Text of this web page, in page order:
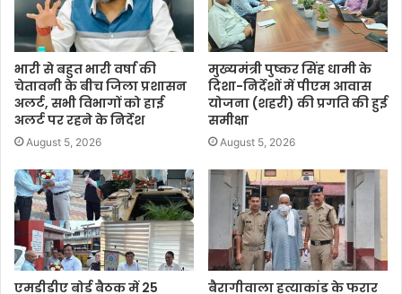
भारी से बहुत भारी वर्षा की
चेतावनी के बीच जिला प्रशासन
अलर्ट, सभी विभागों को हाई
अलर्ट पर रहने के निर्देश
August 5, 2026
मुख्यमंत्री पुष्कर सिंह धामी के
दिशा-निर्देशों में पीएम आवास
योजना (शहरी) की प्रगति की हुई
समीक्षा
August 5, 2026
एमडीडीए बोर्ड बैठक में 25
बैरागीवाला हत्याकांड के फरार